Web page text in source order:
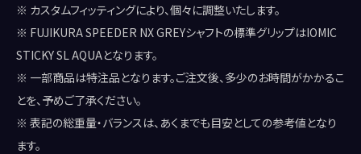
※ カスタムフィッティングにより、個々に調整いたします。
※ FUJIKURA SPEEDER NX GREYシャフトの標準グリップはIOMIC
STICKY SL AQUAとなります。
※ 一部商品は特注品となります。ご注文後、多少のお時間がかかるこ
とを、予めご了承ください。
※ 表記の総重量・バランスは、あくまでも目安としての参考値となり
ます。